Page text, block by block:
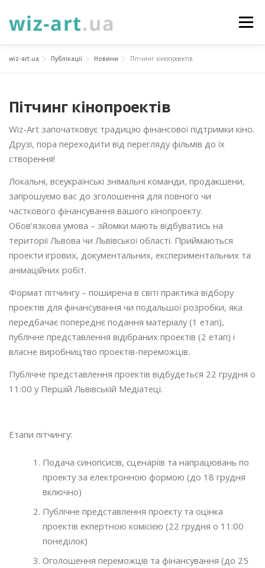
до
Меню
НОВИНИ ПРО НАС ПОСЛУГИ
ФОТОГАЛЕРЕЯ ПІДТРИМАТИ
УКР
wiz-art.ua Публікації Новини Пітчинг кінопроектів
Пітчинг кінопроектів
Wiz-Art започатковує традицію фінансової підтримки кіно.
Друзі, пора переходити від перегляду фільмів до їх
створення!
Локальні, всеукраїнські знімальні команди, продакшени,
запрошуємо вас до зголошення для повного чи
часткового фінансування вашого кінопроекту.
Обов’язкова умова – зйомки мають відбуватись на
території Львова чи Львівської області. Приймаються
проекти ігрових, документальних, експериментальних та
анімаційних робіт.
Формат пітчингу – поширена в світі практика відбору
проектів для фінансування чи подальшої розробки, яка
передбачає попереднє подання матеріалу (1 етап),
публічне представлення відібраних проектів (2 етап) і
власне виробництво проектів-переможців.
Публічне представлення проектів відбудеться 22 грудня о
11:00 у Першій Львівській Медіатеці.
Етапи пітчингу:
Подача синопсисів, сценаріїв та напрацювань по
проекту за електронною формою (до 18 грудня
включно)
Публічне представлення проекту та оцінка
проектів екпертною комісією (22 грудня о 11:00
понеділок)
Оголошення переможців та фінансування (до 25